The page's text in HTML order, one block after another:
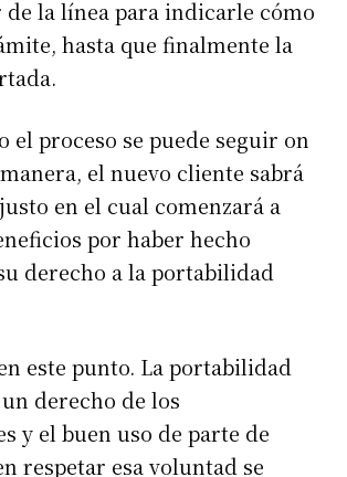
la línea para indicarle cómo
hasta que finalmente la
el proceso se puede seguir on
el nuevo cliente sabrá
en el cual comenzará a
por haber hecho
derecho a la portabilidad
este punto. La portabilidad
derecho de los
y el buen uso de parte de
respetar esa voluntad se